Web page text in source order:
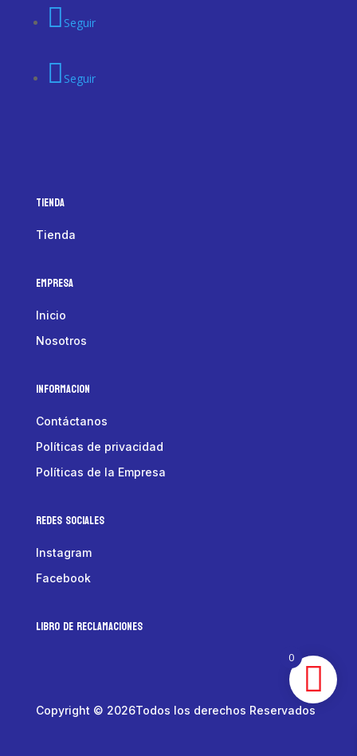
Seguir
Seguir
Tienda
Tienda
Empresa
Inicio
Nosotros
Informacion
Contáctanos
Políticas de privacidad
Políticas de la Empresa
Redes Sociales
Instagram
Facebook
LIBRO DE RECLAMACIONES
Copyright © 2026Todos los derechos Reservados
0